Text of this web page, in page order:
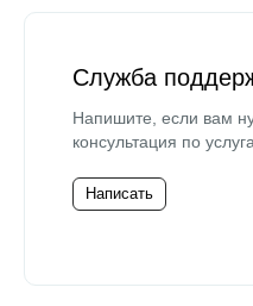
Служба
Напишите, если вам
консультация по
Написать